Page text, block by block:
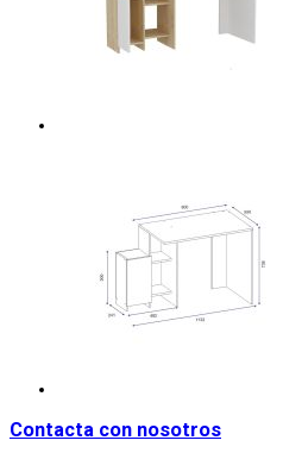
Contacta con nosotros